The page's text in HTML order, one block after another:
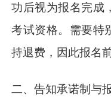
功后视为报名完成
考试资格。需要特
持退费，因此报名
二、告知承诺制与